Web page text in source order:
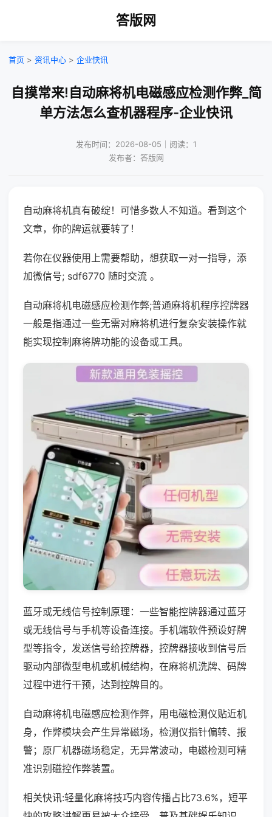
答版网
首页 > 资讯中心 > 企业快讯
自摸常来!自动麻将机电磁感应检测作弊_简
单方法怎么查机器程序-企业快讯
发布时间：2026-08-05｜阅读：1
发布者：答版网
自动麻将机真有破绽！可惜多数人不知道。看到这个
文章，你的牌运就要转了！
若你在仪器使用上需要帮助，想获取一对一指导，添
加微信号; sdf6770 随时交流 。
自动麻将机电磁感应检测作弊;普通麻将机程序控牌器
一般是指通过一些无需对麻将机进行复杂安装操作就
能实现控制麻将牌功能的设备或工具。
蓝牙或无线信号控制原理：一些智能控牌器通过蓝牙
或无线信号与手机等设备连接。手机端软件预设好牌
型等指令，发送信号给控牌器，控牌器接收到信号后
驱动内部微型电机或机械结构，在麻将机洗牌、码牌
过程中进行干预，达到控牌目的。
自动麻将机电磁感应检测作弊，用电磁检测仪贴近机
身，作弊模块会产生异常磁场，检测仪指针偏转、报
警；原厂机器磁场稳定，无异常波动，电磁检测可精
准识别磁控作弊装置。
相关快讯:轻量化麻将技巧内容传播占比73.6%，短平